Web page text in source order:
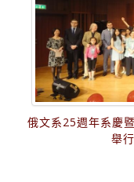
俄文系25週年系慶
舉